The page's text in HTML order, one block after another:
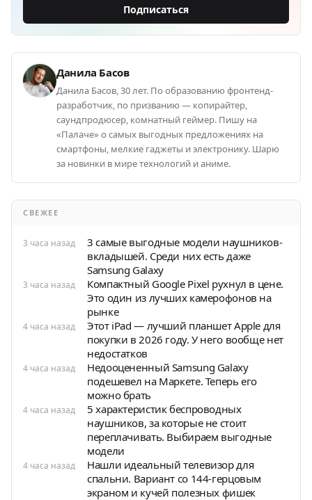
Подписаться
Данила Басов
Данила Басов, 30 лет. По образованию фронтенд-
разработчик, по призванию — копирайтер,
саундпродюсер, комнатный геймер. Пишу на
«Палаче» о самых выгодных предложениях на
смартфоны, мелкие гаджеты и электронику. Шарю
за новинки в мире технологий и аниме.
СВЕЖЕЕ
3 часа назад
3 самые выгодные модели наушников-
вкладышей. Среди них есть даже
Samsung Galaxy
3 часа назад
Компактный Google Pixel рухнул в цене.
Это один из лучших камерофонов на
рынке
4 часа назад
Этот iPad — лучший планшет Apple для
покупки в 2026 году. У него вообще нет
недостатков
4 часа назад
Недооцененный Samsung Galaxy
подешевел на Маркете. Теперь его
можно брать
4 часа назад
5 характеристик беспроводных
наушников, за которые не стоит
переплачивать. Выбираем выгодные
модели
4 часа назад
Нашли идеальный телевизор для
спальни. Вариант со 144-герцовым
экраном и кучей полезных фишек